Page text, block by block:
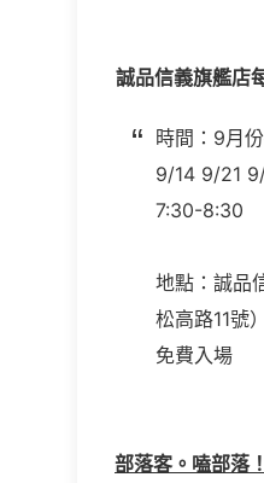
誠品信義旗艦店
時間：9月
9/14 9/21
7:30-8:30
地點：誠品
松高路11號
免費入場
部落客。嗑部落